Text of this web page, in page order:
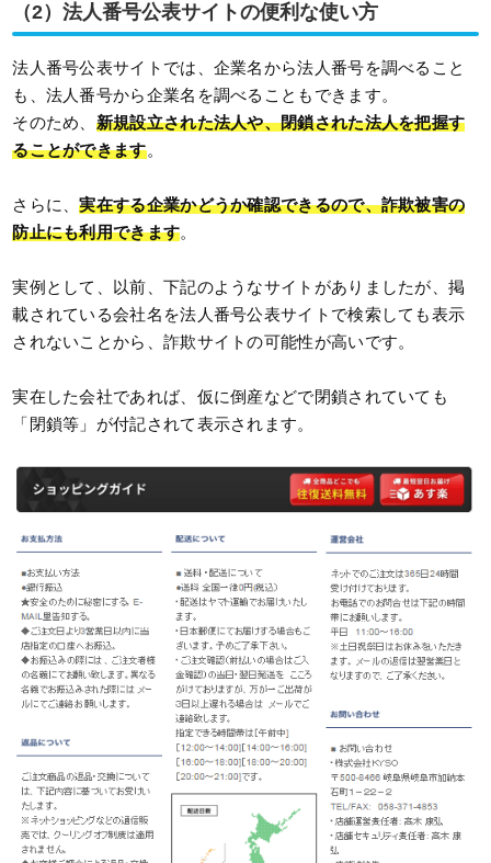
（2）法人番号公表サイトの便利な使い方
法人番号公表サイトでは、企業名から法人番号を調べること
も、法人番号から企業名を調べることもできます。
そのため、 新規設立された法人や、閉鎖された法人を把握す
ることができます。
さらに、実在する企業かどうか確認できるので、詐欺被害の
防止にも利用できます。
実例として、以前、下記のようなサイトがありましたが、掲
載されている会社名を法人番号公表サイトで検索しても表示
されないことから、詐欺サイトの可能性が高いです。
実在した会社であれば、仮に倒産などで閉鎖されていても
「閉鎖等」が付記されて表示されます。